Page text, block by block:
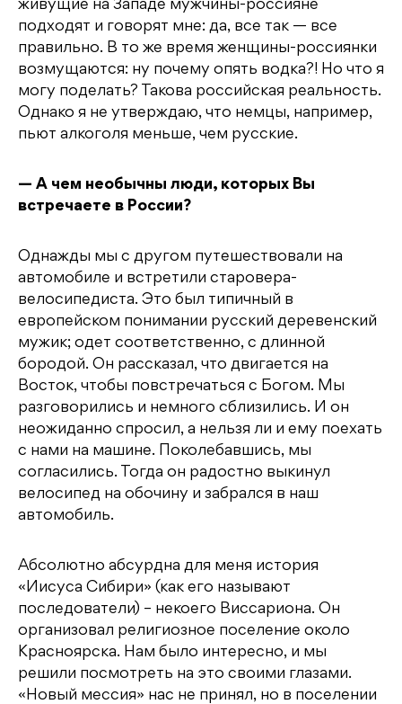
живущие на Западе мужчины-россияне
подходят и говорят мне: да, все так — все
правильно. В то же время женщины-россиянки
возмущаются: ну почему опять водка?! Но что я
могу поделать? Такова российская реальность.
Однако я не утверждаю, что немцы, например,
пьют алкоголя меньше, чем русские.
— А чем необычны люди, которых Вы
встречаете в России?
Однажды мы с другом путешествовали на
автомобиле и встретили старовера-
велосипедиста. Это был типичный в
европейском понимании русский деревенский
мужик; одет соответственно, с длинной
бородой. Он рассказал, что двигается на
Восток, чтобы повстречаться с Богом. Мы
разговорились и немного сблизились. И он
неожиданно спросил, а нельзя ли и ему поехать
с нами на машине. Поколебавшись, мы
согласились. Тогда он радостно выкинул
велосипед на обочину и забрался в наш
автомобиль.
Абсолютно абсурдна для меня история
«Иисуса Сибири» (как его называют
последователи) – некоего Виссариона. Он
организовал религиозное поселение около
Красноярска. Нам было интересно, и мы
решили посмотреть на это своими глазами.
«Новый мессия» нас не принял, но в поселении